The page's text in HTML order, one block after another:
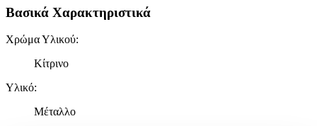
Βασικά Χαρακτηριστικά
Χρώμα Υλικού:
Κίτρινο
Υλικό:
Μέταλλο